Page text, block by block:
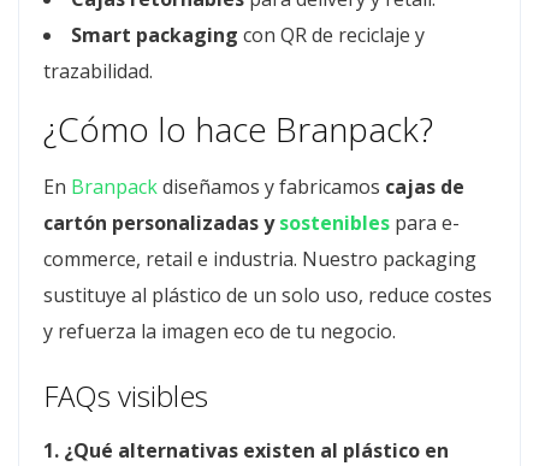
Smart packaging con QR de reciclaje y
trazabilidad.
¿Cómo lo hace Branpack?
En Branpackdiseñamos y fabricamos cajas de
cartón personalizadas ysostenibles para e-
commerce, retail e industria. Nuestro packaging
sustituye al plástico de un solo uso, reduce costes
y refuerza la imagen eco de tu negocio.
FAQs visibles
1. ¿Qué alternativas existen al plástico en